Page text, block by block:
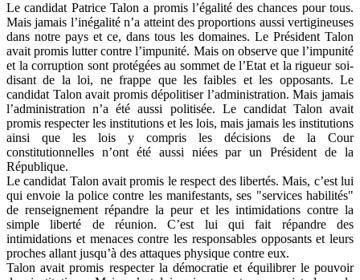
Le candidat Patrice Talon a promis l’égalité des chances pour tous.
Mais jamais l’inégalité n’a atteint des proportions aussi vertigineuses
dans notre pays et ce, dans tous les domaines. Le Président Talon
avait promis lutter contre l’impunité. Mais on observe que l’impunité
et la corruption sont protégées au sommet de l’Etat et la rigueur soi-
disant de la loi, ne frappe que les faibles et les opposants. Le
candidat Talon avait promis dépolitiser l’administration. Mais jamais
l’administration n’a été aussi politisée. Le candidat Talon avait
promis respecter les institutions et les lois, mais jamais les institutions
ainsi que les lois y compris les décisions de la Cour
constitutionnelles n’ont été aussi niées par un Président de la
République.
Le candidat Talon avait promis le respect des libertés. Mais, c’est lui
qui envoie la police contre les manifestants, ses "services habilités"
de renseignement répandre la peur et les intimidations contre la
simple liberté de réunion. C’est lui qui fait répandre des
intimidations et menaces contre les responsables opposants et leurs
proches allant jusqu’à des attaques physique contre eux.
Talon avait promis respecter la démocratie et équilibrer le pouvoir